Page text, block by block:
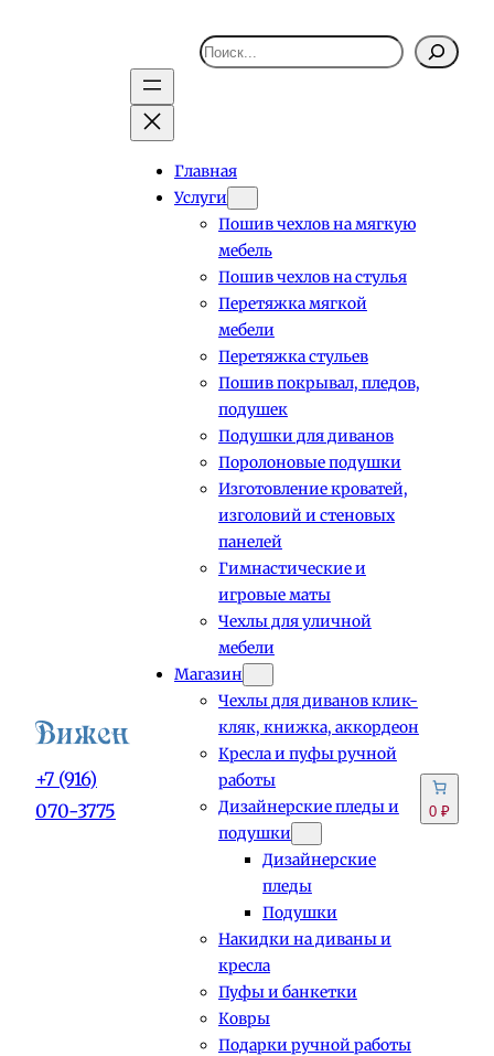
+7 (916)
070-3775
Поиск
Главная
Услуги
Пошив чехлов на мягкую
мебель
Пошив чехлов на стулья
Перетяжка мягкой
мебели
Перетяжка стульев
Пошив покрывал, пледов,
подушек
Подушки для диванов
Поролоновые подушки
Изготовление кроватей,
изголовий и стеновых
панелей
Гимнастические и
игровые маты
Чехлы для уличной
мебели
Магазин
Чехлы для диванов клик-
кляк, книжка, аккордеон
Кресла и пуфы ручной
работы
Дизайнерские пледы и
подушки
Дизайнерские
пледы
Подушки
Накидки на диваны и
кресла
Пуфы и банкетки
Ковры
Подарки ручной работы
0 ₽